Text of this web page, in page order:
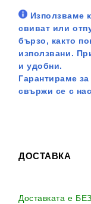
Използваме
свиват или
бързо, както
използвани.
и удобни.
Гарантираме
свържи се с
ДОСТАВКА
Доставката е